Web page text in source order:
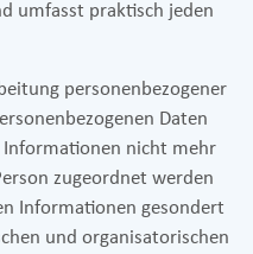
umfasst praktisch jeden
personenbezogener
Daten
Informationen nicht mehr
zugeordnet werden
Informationen gesondert
und organisatorischen